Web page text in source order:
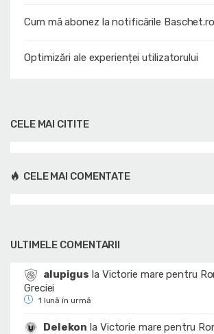
Cum mă abonez la notificările
Optimizări ale experienței utilizatorului
CELE MAI CITITE
CELE MAI COMENTATE
ULTIMELE COMENTARII
alupigus la Victorie mare pentru
Greciei
1 lună în urmă
Delekon la Victorie mare pentru